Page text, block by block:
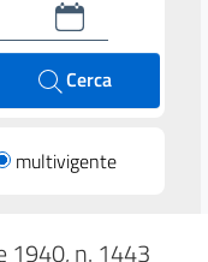
Cerca
multivigente
1940, n. 1443